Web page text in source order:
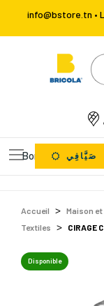
info@bstore.tn •
Bons Plansصَيَّافِي
Accueil Maison
Textiles
CIRAGE
Disponible